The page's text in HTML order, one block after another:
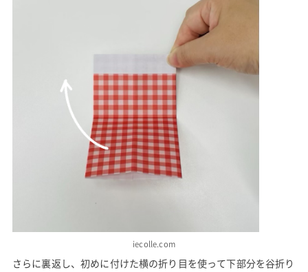
iecolle.com
さらに裏返し、初めに付けた横の折り目を使って下部分を谷折り